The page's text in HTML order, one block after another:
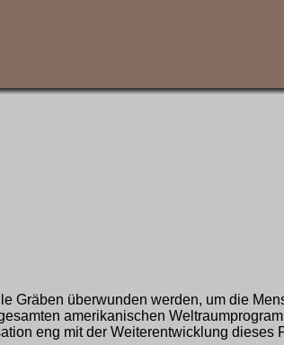
Gräben überwunden werden, um die
amerikanischen
eng mit der Weiterentwicklung dieses